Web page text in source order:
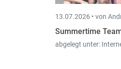
13.07.2026 • von
Summertime
abgelegt unter: